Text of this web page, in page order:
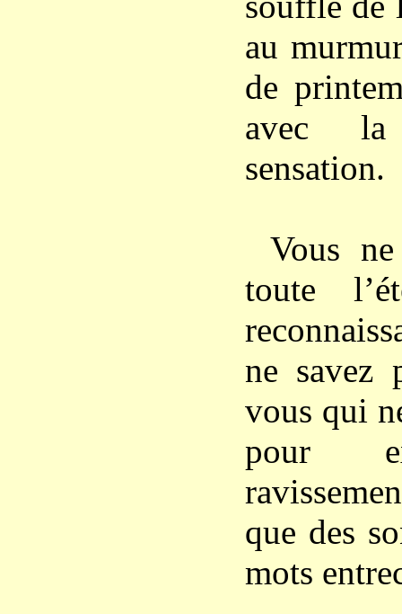
au
de
avec
sensation.
Vous
toute
ne savez
vous qui
pour
que des
mots